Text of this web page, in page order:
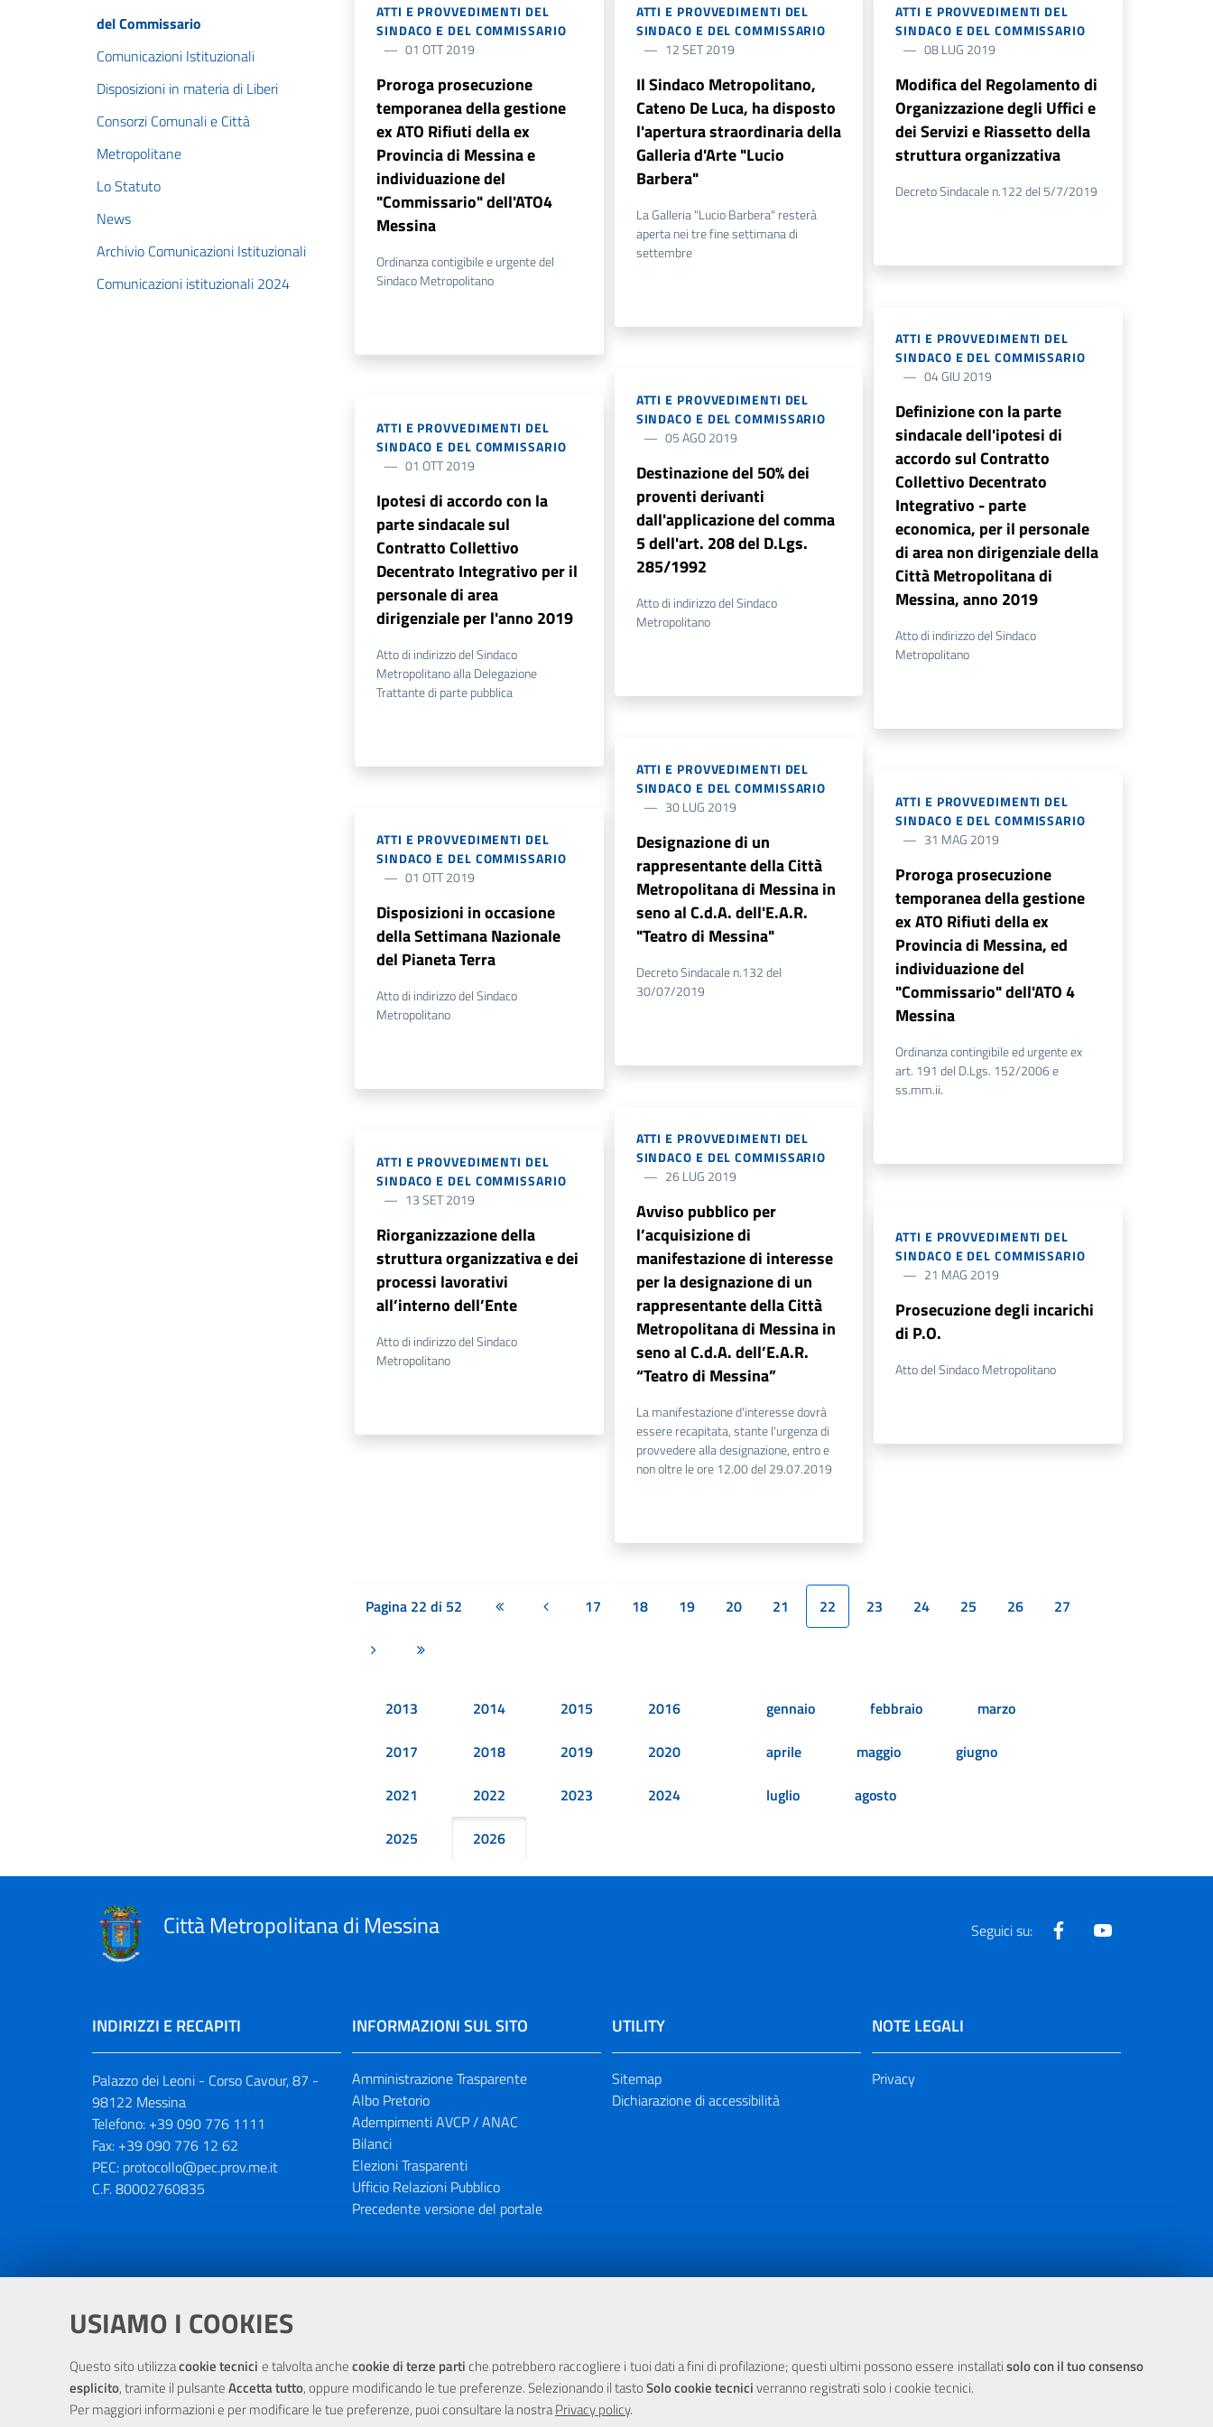
USIAMO I COOKIES
Questo sito utilizzacookie tecnici e talvolta anchecookie di terze partiche potrebbero raccogliere i tuoi dati a fini di profilazione; questi ultimi possono essere installatisolo con il tuo consenso
esplicito, tramite il pulsanteAccetta tutto, oppure modificando le tue preferenze. Selezionando il tastoSolo cookie tecniciverranno registrati solo i cookie tecnici.
Per maggiori informazioni e per modificare le tue preferenze, puoi consultare la nostraPrivacy policy.
del Commissario
Comunicazioni Istituzionali
Disposizioni in materia di Liberi
Consorzi Comunali e Città
Metropolitane
Lo Statuto
News
Archivio Comunicazioni Istituzionali
Comunicazioni istituzionali 2024
ATTI E PROVVEDIMENTI DEL
SINDACO E DEL COMMISSARIO
01 OTT 2019
Proroga prosecuzione
temporanea della gestione
ex ATO Rifiuti della ex
Provincia di Messina e
individuazione del
"Commissario" dell'ATO4
Messina
Ordinanza contigibile e urgente del
Sindaco Metropolitano
ATTI E PROVVEDIMENTI DEL
SINDACO E DEL COMMISSARIO
01 OTT 2019
Ipotesi di accordo con la
parte sindacale sul
Contratto Collettivo
Decentrato Integrativo per il
personale di area
dirigenziale per l'anno 2019
Atto di indirizzo del Sindaco
Metropolitano alla Delegazione
Trattante di parte pubblica
ATTI E PROVVEDIMENTI DEL
SINDACO E DEL COMMISSARIO
01 OTT 2019
Disposizioni in occasione
della Settimana Nazionale
del Pianeta Terra
Atto di indirizzo del Sindaco
Metropolitano
ATTI E PROVVEDIMENTI DEL
SINDACO E DEL COMMISSARIO
13 SET 2019
Riorganizzazione della
struttura organizzativa e dei
processi lavorativi
all’interno dell’Ente
Atto di indirizzo del Sindaco
Metropolitano
ATTI E PROVVEDIMENTI DEL
SINDACO E DEL COMMISSARIO
12 SET 2019
Il Sindaco Metropolitano,
Cateno De Luca, ha disposto
l'apertura straordinaria della
Galleria d'Arte "Lucio
Barbera"
La Galleria "Lucio Barbera" resterà
aperta nei tre fine settimana di
settembre
ATTI E PROVVEDIMENTI DEL
SINDACO E DEL COMMISSARIO
05 AGO 2019
Destinazione del 50% dei
proventi derivanti
dall'applicazione del comma
5 dell'art. 208 del D.Lgs.
285/1992
Atto di indirizzo del Sindaco
Metropolitano
ATTI E PROVVEDIMENTI DEL
SINDACO E DEL COMMISSARIO
30 LUG 2019
Designazione di un
rappresentante della Città
Metropolitana di Messina in
seno al C.d.A. dell'E.A.R.
"Teatro di Messina"
Decreto Sindacale n.132 del
30/07/2019
ATTI E PROVVEDIMENTI DEL
SINDACO E DEL COMMISSARIO
26 LUG 2019
Avviso pubblico per
l’acquisizione di
manifestazione di interesse
per la designazione di un
rappresentante della Città
Metropolitana di Messina in
seno al C.d.A. dell’E.A.R.
“Teatro di Messina”
La manifestazione d'interesse dovrà
essere recapitata, stante l'urgenza di
provvedere alla designazione, entro e
non oltre le ore 12.00 del 29.07.2019
ATTI E PROVVEDIMENTI DEL
SINDACO E DEL COMMISSARIO
08 LUG 2019
Modifica del Regolamento di
Organizzazione degli Uffici e
dei Servizi e Riassetto della
struttura organizzativa
Decreto Sindacale n.122 del 5/7/2019
ATTI E PROVVEDIMENTI DEL
SINDACO E DEL COMMISSARIO
04 GIU 2019
Definizione con la parte
sindacale dell'ipotesi di
accordo sul Contratto
Collettivo Decentrato
Integrativo - parte
economica, per il personale
di area non dirigenziale della
Città Metropolitana di
Messina, anno 2019
Atto di indirizzo del Sindaco
Metropolitano
ATTI E PROVVEDIMENTI DEL
SINDACO E DEL COMMISSARIO
31 MAG 2019
Proroga prosecuzione
temporanea della gestione
ex ATO Rifiuti della ex
Provincia di Messina, ed
individuazione del
"Commissario" dell'ATO 4
Messina
Ordinanza contingibile ed urgente ex
art. 191 del D.Lgs. 152/2006 e
ss.mm.ii.
ATTI E PROVVEDIMENTI DEL
SINDACO E DEL COMMISSARIO
21 MAG 2019
Prosecuzione degli incarichi
di P.O.
Atto del Sindaco Metropolitano
Pagina 22 di 52 Prima paginaPagina precedente
17 18 19 20 21 22 23 24 25 26 27
Pagina successiva
Ultima pagina
2013 2014 2015
2016
2017
2018 2019
2020
2021
2022 2023
2024
2025
2026
gennaio febbraio
marzo
aprile
maggio
giugno
luglio
agosto
Città Metropolitana di Messina Seguici su: Facebook
INDIRIZZI E RECAPITI
Palazzo dei Leoni - Corso Cavour, 87 -
98122 Messina
Telefono: +39 090 776 1111
Fax: +39 090 776 12 62
PEC: protocollo@pec.prov.me.it
C.F. 80002760835
INFORMAZIONI SUL SITO
Amministrazione Trasparente
Albo Pretorio
Adempimenti AVCP / ANAC
Bilanci
Elezioni Trasparenti
Ufficio Relazioni Pubblico
Precedente versione del portale
UTILITY
Sitemap
Dichiarazione di accessibilità
NOTE LEGALI
Privacy
Portale realizzato con la partecipazione finanziaria dell'Unione Europea tramite i fondi del POR Sicilia 2000/2006 Misura 6.05 - Fondo FESR